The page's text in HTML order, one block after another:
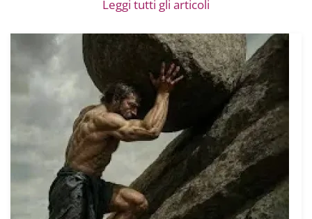
Leggi tutti gli articoli